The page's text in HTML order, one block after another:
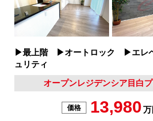
▶︎最上階 ▶︎オートロック ▶︎エレ
ュリティ
オープンレジデンシア目白
価格 13,980 万